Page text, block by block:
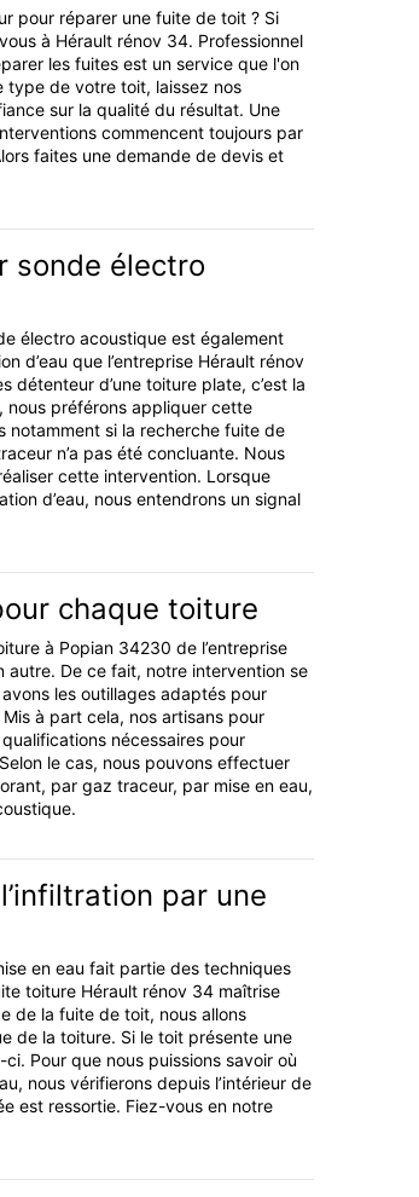
pour réparer une fuite de toit ? Si
à Hérault rénov 34. Professionnel
les fuites est un service que l'on
type de votre toit, laissez nos
sur la qualité du résultat. Une
commencent toujours par
faites une demande de devis et
sonde électro
électro acoustique est également
d’eau que l’entreprise Hérault rénov
d’une toiture plate, c’est la
nous préférons appliquer cette
notamment si la recherche fuite de
n’a pas été concluante. Nous
cette intervention. Lorsque
d’eau, nous entendrons un signal
chaque toiture
à Popian 34230 de l’entreprise
autre. De ce fait, notre intervention se
les outillages adaptés pour
à part cela, nos artisans pour
nécessaires pour
le cas, nous pouvons effectuer
par gaz traceur, par mise en eau,
par une
en eau fait partie des techniques
toiture Hérault rénov 34 maîtrise
de la fuite de toit, nous allons
de la toiture. Si le toit présente une
Pour que nous puissions savoir où
nous vérifierons depuis l’intérieur de
est ressortie. Fiez-vous en notre